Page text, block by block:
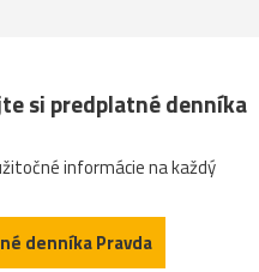
si predplatné denníka
informácie na každý
denníka Pravda